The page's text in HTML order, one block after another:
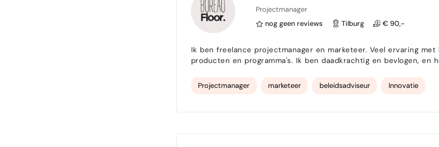
Projectmanager
nog geen reviews
Tilburg € 90,-
Ik ben freelance projectmanager en marketeer. Veel ervaring
producten en programma's. Ik ben daadkrachtig en bevlogen, en
Projectmanager marketeer beleidsadviseur Innovatie